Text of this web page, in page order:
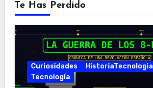
Te Has Perdido
Curiosidades
HistoriaTecnologia
Tecnología